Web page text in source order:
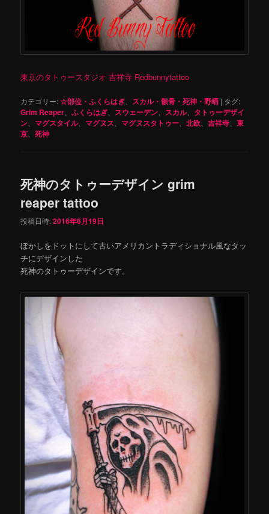
東京のタトゥースタジオ 吉祥寺 Redbunnytattoo
カテゴリー:☆部位・ふくらはぎ スカル・骸骨・死神・野晒 | タグ:
Grim Reaper 、ふくらはぎ スウェーデン スカル、 タトゥーデザイ
ン
マグスタイル、 マグヌス マグヌスタトゥー 、北欧 、吉祥寺 、東
京 、死神
死神のタトゥーデザイン grim
reaper tattoo
投稿日時:2016年6月19日
ぼかしをドットにして古いアメリカントラディショナル風なタッ
チにデザインした
死神のタトゥーデザインです。